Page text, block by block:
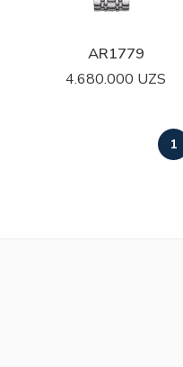
AR1779
4.680.000 UZS
1